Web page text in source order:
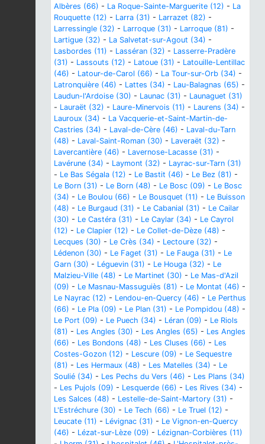
Albères (66) - La Roque-Sainte-Marguerite (12) - La
Rouquette (12) - Larra (31) - Larrazet (82) -
Larressingle (32) - Larroque (31) - Larroque (81) -
Lartigue (32) - La Salvetat-sur-Agout (34) -
Lasbordes (11) - Lasséran (32) - Lasserre-Pradère
(31) - Lassouts (12) - Latoue (31) - Latouille-Lentillac
(46) - Latour-de-Carol (66) - La Tour-sur-Orb (34) -
Latronquière (46) - Lattes (34) - Lau-Balagnas (65) -
Laudun-l'Ardoise (30) - Launac (31) - Launaguet (31)
- Lauraët (32) - Laure-Minervois (11) - Laurens (34) -
Lauroux (34) - La Vacquerie-et-Saint-Martin-de-
Castries (34) - Laval-de-Cère (46) - Laval-du-Tarn
(48) - Laval-Saint-Roman (30) - Laveraët (32) -
Lavercantière (46) - Lavernose-Lacasse (31) -
Lavérune (34) - Laymont (32) - Layrac-sur-Tarn (31)
- Le Bas Ségala (12) - Le Bastit (46) - Le Bez (81) -
Le Born (31) - Le Born (48) - Le Bosc (09) - Le Bosc
(34) - Le Boulou (66) - Le Bousquet (11) - Le Buisson
(48) - Le Burgaud (31) - Le Cabanial (31) - Le Cailar
(30) - Le Castéra (31) - Le Caylar (34) - Le Cayrol
(12) - Le Clapier (12) - Le Collet-de-Dèze (48) -
Lecques (30) - Le Crès (34) - Lectoure (32) -
Lédenon (30) - Le Faget (31) - Le Fauga (31) - Le
Garn (30) - Léguevin (31) - Le Houga (32) - Le
Malzieu-Ville (48) - Le Martinet (30) - Le Mas-d'Azil
(09) - Le Masnau-Massuguiès (81) - Le Montat (46) -
Le Nayrac (12) - Lendou-en-Quercy (46) - Le Perthus
(66) - Le Pla (09) - Le Plan (31) - Le Pompidou (48) -
Le Port (09) - Le Puech (34) - Léran (09) - Le Riols
(81) - Les Angles (30) - Les Angles (65) - Les Angles
(66) - Les Bondons (48) - Les Cluses (66) - Les
Costes-Gozon (12) - Lescure (09) - Le Sequestre
(81) - Les Hermaux (48) - Les Matelles (34) - Le
Soulié (34) - Les Pechs du Vers (46) - Les Plans (34)
- Les Pujols (09) - Lesquerde (66) - Les Rives (34) -
Les Salces (48) - Lestelle-de-Saint-Martory (31) -
L'Estréchure (30) - Le Tech (66) - Le Truel (12) -
Leucate (11) - Lévignac (31) - Le Vignon-en-Quercy
(46) - Lézat-sur-Lèze (09) - Lézignan-Corbières (11)